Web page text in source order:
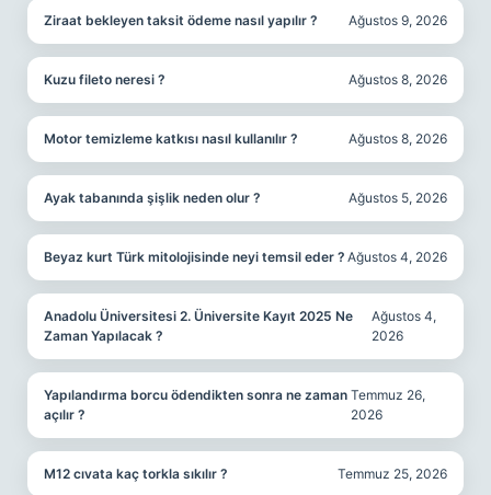
Ziraat bekleyen taksit ödeme nasıl yapılır ? Ağustos 9, 2026
Kuzu fileto neresi ? Ağustos 8, 2026
Motor temizleme katkısı nasıl kullanılır ? Ağustos 8, 2026
Ayak tabanında şişlik neden olur ? Ağustos 5, 2026
Beyaz kurt Türk mitolojisinde neyi temsil eder ? Ağustos 4, 2026
Anadolu Üniversitesi 2. Üniversite Kayıt 2025 Ne
Zaman Yapılacak ?
Ağustos 4,
2026
Yapılandırma borcu ödendikten sonra ne zaman
açılır ?
Temmuz 26,
2026
M12 cıvata kaç torkla sıkılır ? Temmuz 25, 2026